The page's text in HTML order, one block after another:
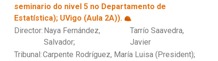
seminario do nivel 5 no Departamento de
Estatística); UVigo (Aula 2A)).
Director: Naya Fernández,
Salvador;
Tarrío Saavedra,
Javier
Tribunal:Carpente Rodríguez, María Luisa (President);